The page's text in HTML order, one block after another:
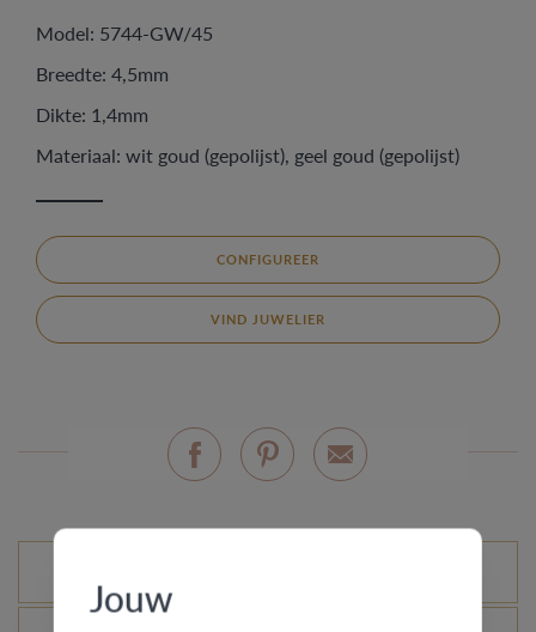
Model: 5744-GW/45
Breedte: 4,5mm
Dikte: 1,4mm
Materiaal: wit goud (gepolijst), geel goud (gepolijst)
CONFIGUREER
VIND JUWELIER
Jouw